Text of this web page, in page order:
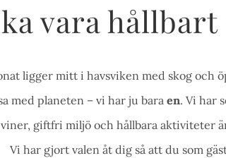
vara
ligger mitt i havsviken med skog och
med planeten – vi har ju bara en. Vi har
giftfri miljö och hållbara aktiviteter
Vi har gjort valen åt dig så att du som